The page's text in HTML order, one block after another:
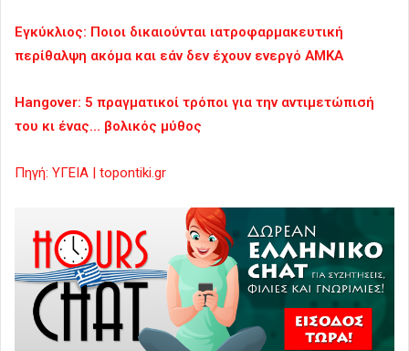
Εγκύκλιος: Ποιοι δικαιούνται ιατροφαρμακευτική
περίθαλψη ακόμα και εάν δεν έχουν ενεργό ΑΜΚΑ
Hangover: 5 πραγματικοί τρόποι για την αντιμετώπισή
του κι ένας… βολικός μύθος
Πηγή: ΥΓΕΙΑ | topontiki.gr